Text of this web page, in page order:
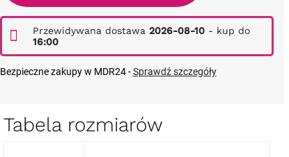
Przewidywana dostawa 2026-08-10- kup do
16:00
Bezpieczne zakupy w MDR24 -Sprawdź szczegóły
Tabela rozmiarów